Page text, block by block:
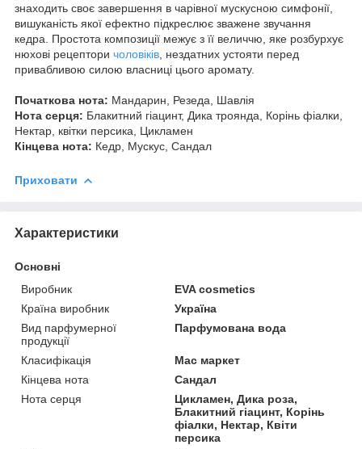
знаходить своє завершення в чарівної мускусною симфонії,
вишуканість якої ефектно підкреслює зважене звучання
кедра. Простота композиції межує з її величчю, яке розбурхує
нюхові рецептори чоловіків , нездатних устояти перед
привабливою силою власниці цього аромату.
Початкова нота: Мандарин, Резеда, Шавлія
Нота серця: Блакитний гіацинт, Дика троянда, Корінь фіалки,
Нектар, квітки персика, Цикламен
Кінцева нота: Кедр, Мускус, Сандал
Приховати
Характеристики
Основні
Виробник
EVA cosmetics
Країна виробник
Україна
Вид парфумерної
продукції
Парфумована вода
Класифікація
Мас маркет
Кінцева нота
Сандал
Нота серця
Цикламен, Дика роза,
Блакитний гіацинт, Корінь
фіалки, Нектар, Квіти
персика